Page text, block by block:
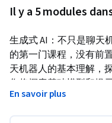
Il y a 5 modules
生成式 AI：不只是聊天
的第一门课程，没有前
天机器人的基本理解，
您将探索基础模型和提
成式 AI 的强大功能至关
En savoir plus